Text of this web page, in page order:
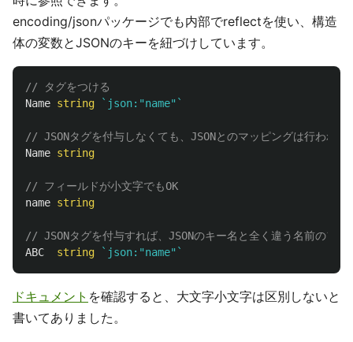
encoding/jsonパッケージでも内部でreflectを使い、構造
体の変数とJSONのキーを紐づけしています。
// タグをつける
Name string `json:"name"`
// JSONタグを付与しなくても、JSONとのマッピングは行われる
Name string
// フィールドが小文字でもOK
name string
// JSONタグを付与すれば、JSONのキー名と全く違う名前のフィ
ABC
string `json:"name"`
ドキュメント を確認すると、大文字小文字は区別しないと
書いてありました。